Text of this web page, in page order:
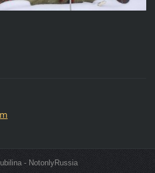
- NotonlyRussia